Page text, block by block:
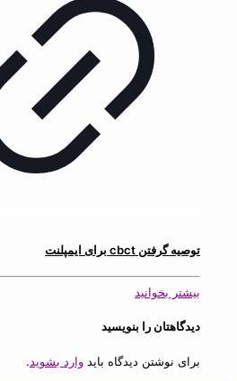
توصیه گرفتن cbct برای ایمپلنت
بیشتر بخوانید
دیدگاهتان را بنویسید
برای نوشتن دیدگاه باید وارد بشوید.